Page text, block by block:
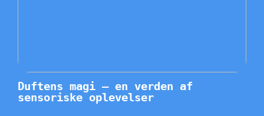
Duftens magi – en verden af
sensoriske oplevelser